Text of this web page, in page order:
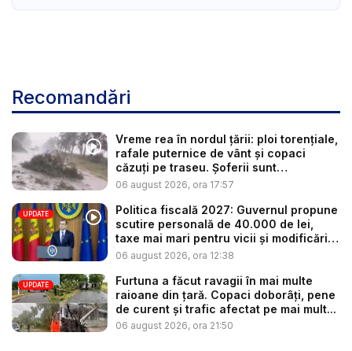
Recomandări
Vreme rea în nordul țării: ploi torențiale,
rafale puternice de vânt și copaci
căzuți pe traseu. Șoferii sunt
îndemnaț...
06 august 2026, ora 17:57
UPDATE
Politica fiscală 2027: Guvernul propune
scutire personală de 40.000 de lei,
taxe mai mari pentru vicii și modificări
l...
06 august 2026, ora 12:38
UPDATE
Furtuna a făcut ravagii în mai multe
raioane din țară. Copaci doborâți, pene
de curent și trafic afectat pe mai mult...
06 august 2026, ora 21:50